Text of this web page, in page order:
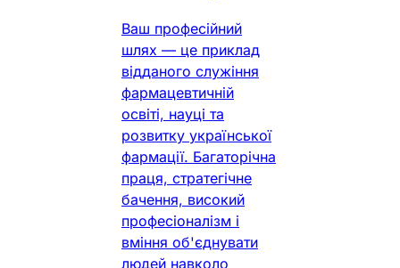
Ваш професійний
шлях — це приклад
відданого служіння
фармацевтичній
освіті, науці та
розвитку української
фармації. Багаторічна
праця, стратегічне
бачення, високий
професіоналізм і
вміння об'єднувати
людей навколо